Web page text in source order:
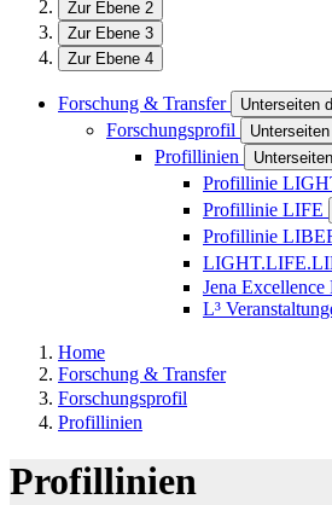
Zur Ebene 2
Zur Ebene 3
Zur Ebene 4
Forschung & Transfer Unterseiten
Forschungsprofil
Profillinien
Profillinie
Profillinie LIFE
Profillinie
Jena
L³
Home
Forschung & Transfer
Forschungsprofil
Profillinien
Profillinien